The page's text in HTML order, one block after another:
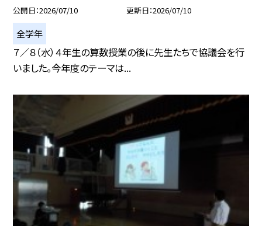
公開日 2026/07/10 更新日 2026/07/10
全学年
７／８（水）４年生の算数授業の後に先生たちで協議会を行
いました。今年度のテーマは...